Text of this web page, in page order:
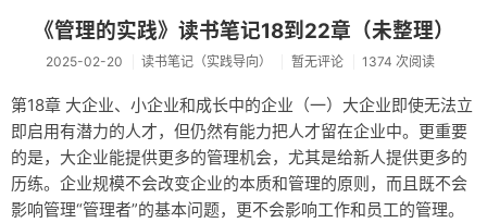
《管理的实践》读书笔记18到22章（未整理）
2025-02-20 读书笔记（实践导向） 暂无评论 1374 次阅读
第18章 大企业、小企业和成长中的企业（一）大企业即使无法立
即启用有潜力的人才，但仍然有能力把人才留在企业中。更重要
的是，大企业能提供更多的管理机会，尤其是给新人提供更多的
历练。企业规模不会改变企业的本质和管理的原则，而且既不会
影响管理“管理者”的基本问题，更不会影响工作和员工的管理。